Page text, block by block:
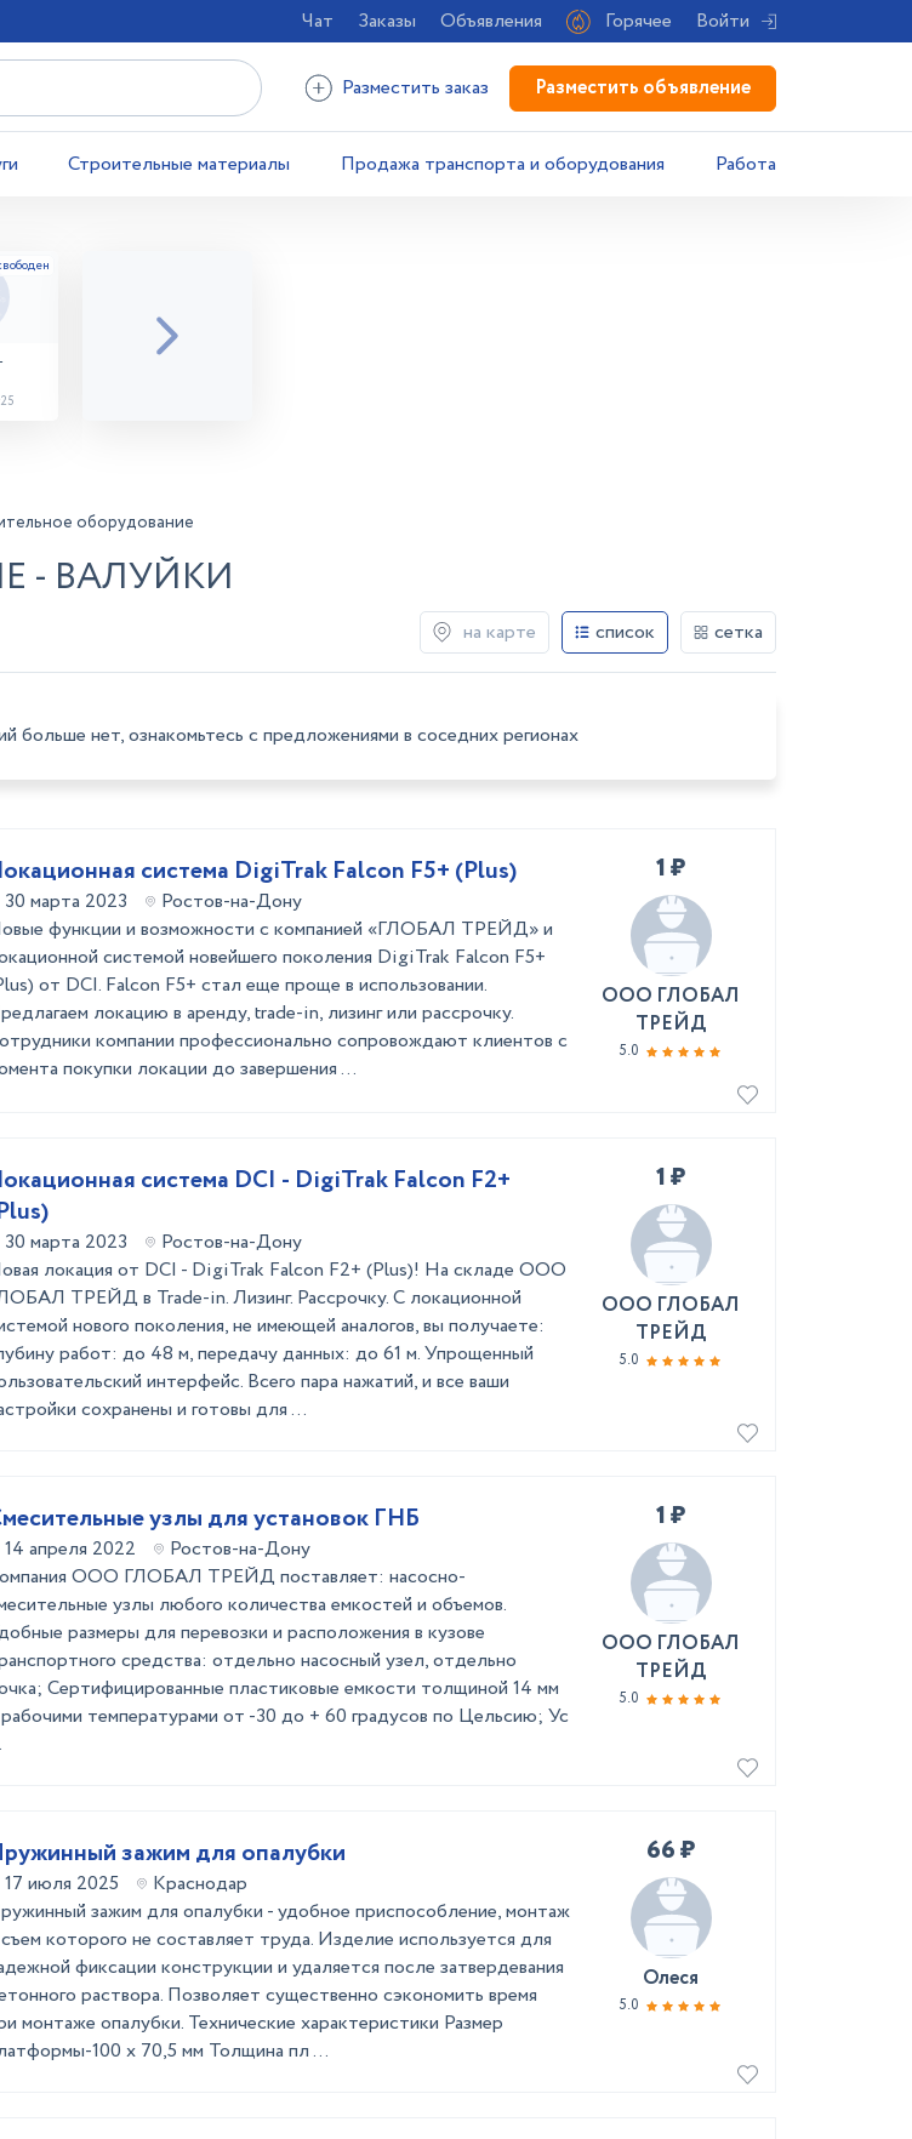
Чат Заказы Объявления Горячее Войти
Разместить заказ Разместить объявление
Строительные материалы Продажа транспорта и оборудования Работа
оборудование
- ВАЛУЙКИ
на карте список сетка
больше нет, ознакомьтесь с предложениями в соседних регионах
система DigiTrak Falcon F5+ (Plus)
30 марта 2023
Ростов-на-Дону
функции и возможности с компанией «ГЛОБАЛ ТРЕЙД» и
системой новейшего поколения DigiTrak Falcon F5+
от DCI. Falcon F5+ стал еще проще в использовании.
локацию в аренду, trade-in, лизинг или рассрочку.
компании профессионально сопровождают клиентов с
покупки локации до завершения ...
1 ₽
ООО ГЛОБАЛ
ТРЕЙД
5.0
система DCI - DigiTrak Falcon F2+
30 марта 2023
Ростов-на-Дону
локация от DCI - DigiTrak Falcon F2+ (Plus)! На складе ООО
ТРЕЙД в Trade-in. Лизинг. Рассрочку. С локационной
нового поколения, не имеющей аналогов, вы получаете:
работ: до 48 м, передачу данных: до 61 м. Упрощенный
интерфейс. Всего пара нажатий, и все ваши
сохранены и готовы для ...
1 ₽
ООО ГЛОБАЛ
ТРЕЙД
5.0
узлы для установок ГНБ
14 апреля 2022
Ростов-на-Дону
ООО ГЛОБАЛ ТРЕЙД поставляет: насосно-
узлы любого количества емкостей и объемов.
размеры для перевозки и расположения в кузове
средства: отдельно насосный узел, отдельно
Сертифицированные пластиковые емкости толщиной 14 мм
температурами от -30 до + 60 градусов по Цельсию; Ус
1 ₽
ООО ГЛОБАЛ
ТРЕЙД
5.0
зажим для опалубки
17 июля 2025
Краснодар
зажим для опалубки - удобное приспособление, монтаж
которого не составляет труда. Изделие используется для
фиксации конструкции и удаляется после затвердевания
раствора. Позволяет существенно сэкономить время
монтаже опалубки. Технические характеристики Размер
100 х 70,5 мм Толщина пл ...
66 ₽
Олеся
5.0